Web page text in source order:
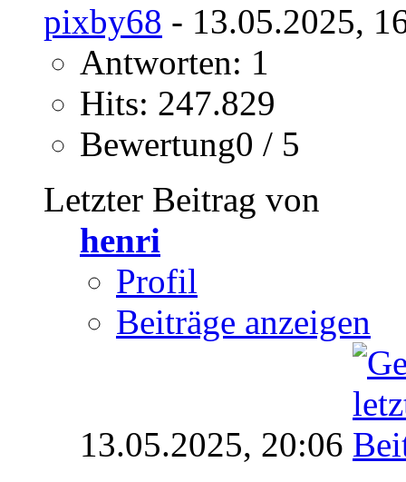
pixby68 - 13.05.2025,
Antworten: 1
Hits: 247.829
Bewertung0 / 5
Letzter Beitrag von
henri
Profil
Beiträge anzeigen
13.05.2025, 20:06